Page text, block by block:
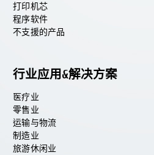
打印机芯
程序软件
不支援的产品
行业应用&解决方案
医疗业
零售业
运输与物流
制造业
旅游休闲业